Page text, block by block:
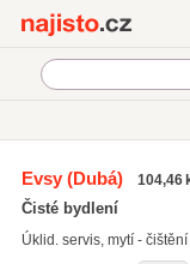
parní čištiče(61)
Kärcher
úklidové stroje (313)
Evsy(Dubá) 104,46
Čisté bydlení
Úklid. servis, mytí -